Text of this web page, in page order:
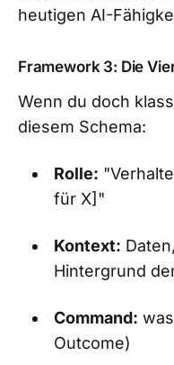
heutigen AI-
Framework 3: Die
Wenn du doch
diesem Schema:
Rolle:
für X]"
Kontext:
Hintergrund
Command:
Outcome)